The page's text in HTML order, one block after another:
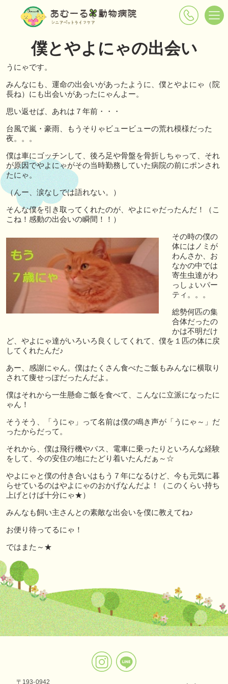
僕とやよにゃの出会い
うにゃです。
みんなにも、運命の出会いがあったように、僕とやよにゃ（院
長ね）にも出会いがあったにゃんよー。
思い返せば、あれは７年前・・・
台風で嵐・豪雨、もうそりゃビュービューの荒れ模様だった
夜。。。
僕は車にゴッチンして、後ろ足や骨盤を骨折しちゃって、それ
が原因でやよにゃがその当時勤務していた病院の前にポンされ
たにゃ。
（んー、涙なしでは語れない。）
そんな僕を引き取ってくれたのが、やよにゃだったんだ！（こ
こね！感動の出会いの瞬間！！）
その時の僕の
体にはノミが
わんさか、お
なかの中では
寄生虫達がわ
っしょいパー
ティ。。。
総勢何匹の集
合体だったの
かは不明だけ
ど、やよにゃ達がいろいろ良くしてくれて、僕を１匹の体に戻
してくれたんだ♪
あー、感謝にゃん。僕はたくさん食べたご飯もみんなに横取り
されて痩せっぽだったんだよ。
僕はそれから一生懸命ご飯を食べて、こんなに立派になったに
ゃん！
そうそう、「うにゃ」って名前は僕の鳴き声が「うにゃ～」だ
ったからだって。
それから、僕は飛行機やバス、電車に乗ったりといろんな経験
をして、今の安住の地にたどり着いたんだぁ～☆
やよにゃと僕の付き合いはもう７年になるけど、今も元気に暮
らせているのはやよにゃのおかげなんだよ！（このくらい持ち
上げとけば十分にゃ★）
みんなも飼い主さんとの素敵な出会いを僕に教えてね♪
お便り待ってるにゃ！
ではまた～★
〒193-0942